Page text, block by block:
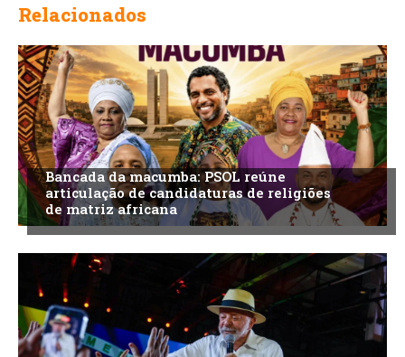
Relacionados
Bancada da macumba: PSOL reúne
articulação de candidaturas de religiões
de matriz africana